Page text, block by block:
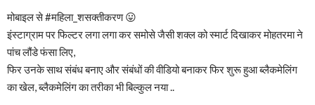
मोबाइल से #महिला_शसक्तीकरण 😛
इंस्टाग्राम पर फिल्टर लगा लगा कर समोसे जैसी शक्ल को स्मार्ट दिखाकर मोहतरमा ने
पांच लौंडे फंसा लिए,
फिर उनके साथ संबंध बनाए और संबंधों की वीडियो बनाकर फिर शुरू हुआ ब्लैकमेलिंग
का खेल, ब्लैकमेलिंग का तरीका भी बिल्कुल नया ..